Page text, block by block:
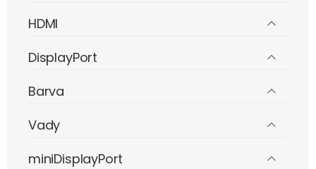
HDMI
DisplayPort
Barva
Vady
miniDisplayPort